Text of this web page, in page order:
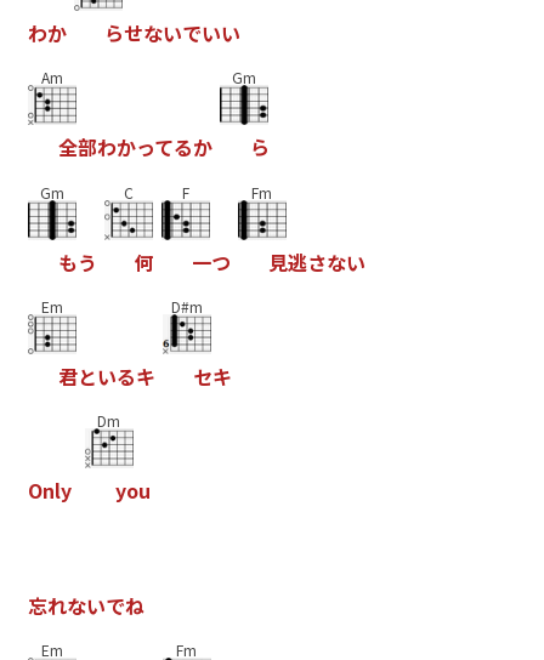
わか らせないでいい
Am
全部わかってるか
Gm
ら
Gm
もう
C
何
F
一つ
Fm
見逃さない
Em
君といるキ
D#m
セキ
Only
Dm
you
忘れないでね
Em Fm